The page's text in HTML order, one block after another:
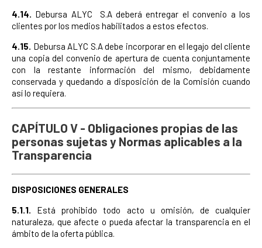
4.14. Debursa ALYC S.A deberá entregar el convenio a los
clientes por los medios habilitados a estos efectos.
4.15. Debursa ALYC S.A debe incorporar en el legajo del cliente
una copia del convenio de apertura de cuenta conjuntamente
con la restante información del mismo, debidamente
conservada y quedando a disposición de la Comisión cuando
así lo requiera.
CAPÍTULO V - Obligaciones propias de las
personas sujetas y Normas aplicables a la
Transparencia
DISPOSICIONES GENERALES
5.1.1. Está prohibido todo acto u omisión, de cualquier
naturaleza, que afecte o pueda afectar la transparencia en el
ámbito de la oferta pública.